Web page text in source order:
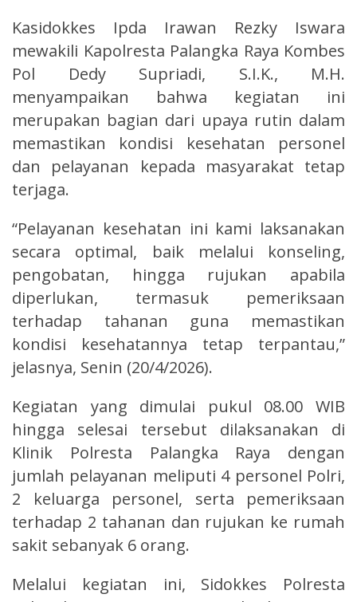
Kasidokkes Ipda Irawan Rezky Iswara
mewakili Kapolresta Palangka Raya Kombes
Pol Dedy Supriadi, S.I.K., M.H.
menyampaikan bahwa kegiatan ini
merupakan bagian dari upaya rutin dalam
memastikan kondisi kesehatan personel
dan pelayanan kepada masyarakat tetap
terjaga.
“Pelayanan kesehatan ini kami laksanakan
secara optimal, baik melalui konseling,
pengobatan, hingga rujukan apabila
diperlukan, termasuk pemeriksaan
terhadap tahanan guna memastikan
kondisi kesehatannya tetap terpantau,”
jelasnya, Senin (20/4/2026).
Kegiatan yang dimulai pukul 08.00 WIB
hingga selesai tersebut dilaksanakan di
Klinik Polresta Palangka Raya dengan
jumlah pelayanan meliputi 4 personel Polri,
2 keluarga personel, serta pemeriksaan
terhadap 2 tahanan dan rujukan ke rumah
sakit sebanyak 6 orang.
Melalui kegiatan ini, Sidokkes Polresta